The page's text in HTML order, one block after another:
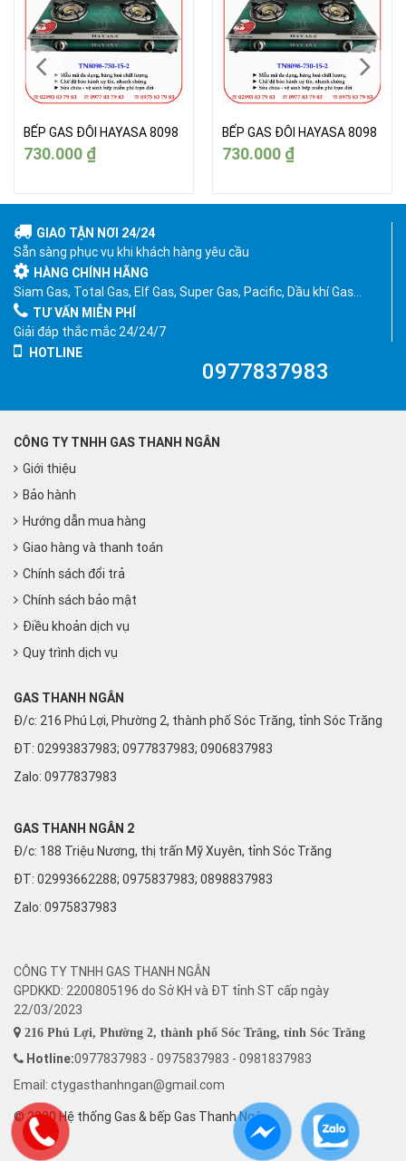
BẾP GAS ĐÔI HAYASA 8098
730.000 ₫
BẾP GAS ĐÔI HAYASA 8098
730.000 ₫
GIAO TẬN NƠI 24/24
Sẵn sàng phục vụ khi khách hàng yêu cầu
HÀNG CHÍNH HÃNG
Siam Gas, Total Gas, Elf Gas, Super Gas, Pacific, Dầu khí Gas…
TƯ VẤN MIỄN PHÍ
Giải đáp thắc mắc 24/24/7
HOTLINE
0977837983
CÔNG TY TNHH GAS THANH NGÂN
Giới thiệu
Bảo hành
Hướng dẫn mua hàng
Giao hàng và thanh toán
Chính sách đổi trả
Chính sách bảo mật
Điều khoản dịch vụ
Quy trình dịch vụ
GAS THANH NGÂN
Đ/c: 216 Phú Lợi, Phường 2, thành phố Sóc Trăng, tỉnh Sóc Trăng
ĐT: 02993837983; 0977837983; 0906837983
Zalo: 0977837983
GAS THANH NGÂN 2
Đ/c: 188 Triệu Nương, thị trấn Mỹ Xuyên, tỉnh Sóc Trăng
ĐT: 02993662288; 0975837983; 0898837983
Zalo: 0975837983
CÔNG TY TNHH GAS THANH NGÂN
GPDKKD: 2200805196 do Sở KH và ĐT tỉnh ST cấp ngày
22/03/2023
216 Phú Lợi, Phường 2, thành phố Sóc Trăng, tỉnh Sóc Trăng
Hotline:0977837983 - 0975837983 - 0981837983
Email: ctygasthanhngan@gmail.com
© 2020 Hệ thống Gas & bếp Gas Thanh Ngân